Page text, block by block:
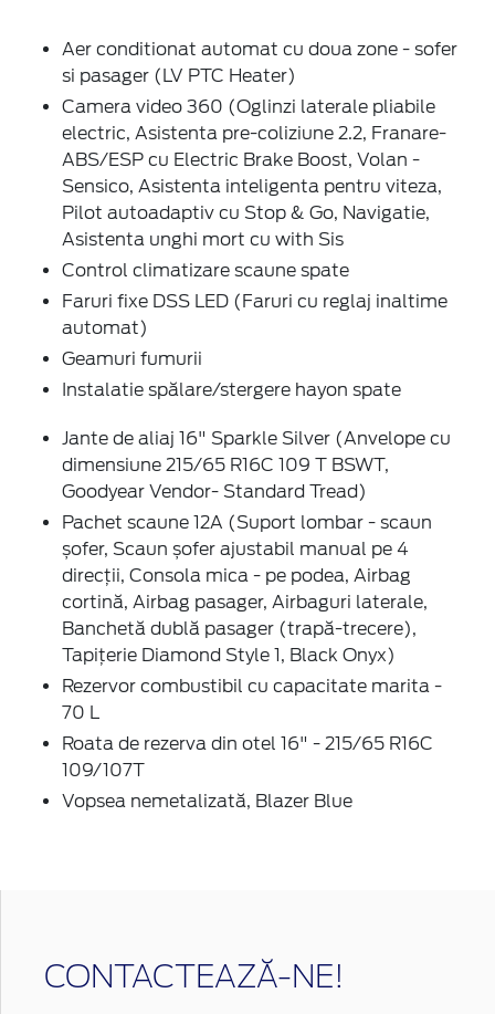
Aer conditionat automat cu doua zone - sofer
si pasager (LV PTC Heater)
Camera video 360 (Oglinzi laterale pliabile
electric, Asistenta pre-coliziune 2.2, Franare-
ABS/ESP cu Electric Brake Boost, Volan -
Sensico, Asistenta inteligenta pentru viteza,
Pilot autoadaptiv cu Stop & Go, Navigatie,
Asistenta unghi mort cu with Sis
Control climatizare scaune spate
Faruri fixe DSS LED (Faruri cu reglaj inaltime
automat)
Geamuri fumurii
Instalatie spălare/stergere hayon spate
Jante de aliaj 16" Sparkle Silver (Anvelope cu
dimensiune 215/65 R16C 109 T BSWT,
Goodyear Vendor- Standard Tread)
Pachet scaune 12A (Suport lombar - scaun
șofer, Scaun șofer ajustabil manual pe 4
direcții, Consola mica - pe podea, Airbag
cortină, Airbag pasager, Airbaguri laterale,
Banchetă dublă pasager (trapă-trecere),
Tapițerie Diamond Style 1, Black Onyx)
Rezervor combustibil cu capacitate marita -
70 L
Roata de rezerva din otel 16" - 215/65 R16C
109/107T
Vopsea nemetalizată, Blazer Blue
CONTACTEAZĂ-NE!